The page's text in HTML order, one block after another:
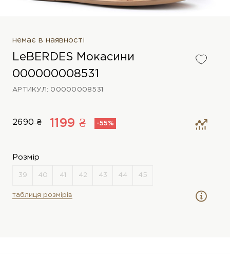
немає в наявності
LeBERDES Мокасини
000000008531
АРТИКУЛ: 00000008531
2690 ₴ 1199 ₴ -55%
Розмір
таблиця розмірів